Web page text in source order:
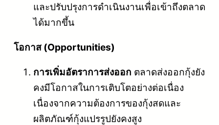
และปรับปรุงการดำเนินงานเพื่อเข้าถึงตลาด
ได้มากขึ้น
โอกาส (Opportunities)
การเพิ่มอัตราการส่งออก ตลาดส่งออกกุ้งยัง
คงมีโอกาสในการเติบโตอย่างต่อเนื่อง
เนื่องจากความต้องการของกุ้งสดและ
ผลิตภัณฑ์กุ้งแปรรูปยังคงสูง